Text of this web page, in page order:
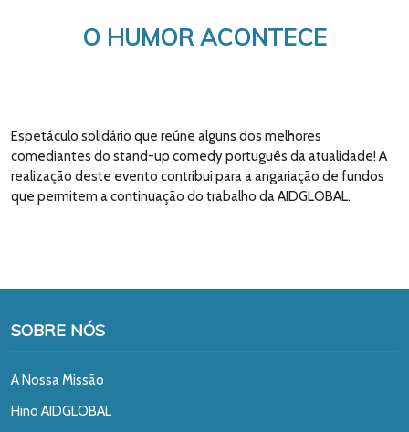
O HUMOR ACONTECE
Espetáculo solidário que reúne alguns dos melhores
comediantes do stand-up comedy português da atualidade! A
realização deste evento contribui para a angariação de fundos
que permitem a continuação do trabalho da AIDGLOBAL.
SOBRE NÓS
A Nossa Missão
Hino AIDGLOBAL